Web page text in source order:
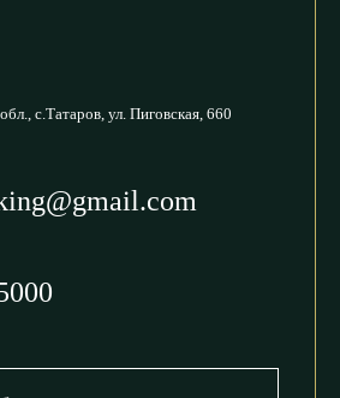
с.Татаров, ул. Пиговская, 660